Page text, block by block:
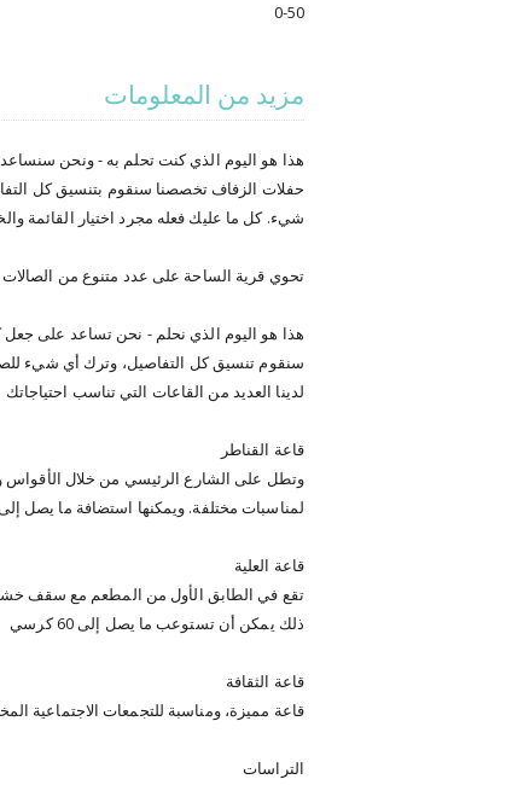
0-50
مزيد من المعلومات
هذا هو اليوم الذي كنت تحلم به - ونحن
حفلات الزفاف تخصصنا سنقوم بتنسيق كل
شيء. كل ما عليك فعله مجرد اختيار القائمة
تحوي قرية الساحة على عدد متنوع من
هذا هو اليوم الذي نحلم - نحن تساعد على
سنقوم تنسيق كل التفاصيل، وترك أي شيء
لدينا العديد من القاعات التي تناسب احتياجاتك
قاعة القناطر
وتطل على الشارع الرئيسي من خلال الأقواس
لمناسبات مختلفة. ويمكنها استضافة ما يصل إلى 90
قاعة العلية
تقع في الطابق الأول من المطعم مع سقف
ذلك يمكن أن تستوعب ما يصل إلى 60 كرسي
قاعة الثقافة
قاعة مميزة، ومناسبة للتجمعات الاجتماعية
التراسات